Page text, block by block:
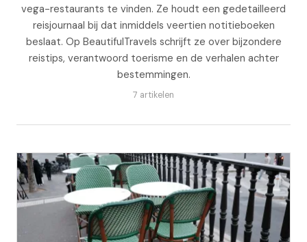
vega-restaurants te vinden. Ze houdt een gedetailleerd
reisjournaal bij dat inmiddels veertien notitieboeken
beslaat. Op BeautifulTravels schrijft ze over bijzondere
reistips, verantwoord toerisme en de verhalen achter
bestemmingen.
7 artikelen